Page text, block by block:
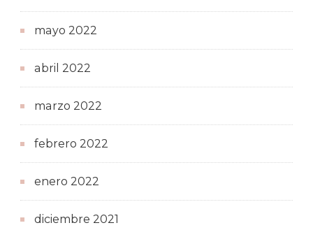
mayo 2022
abril 2022
marzo 2022
febrero 2022
enero 2022
diciembre 2021